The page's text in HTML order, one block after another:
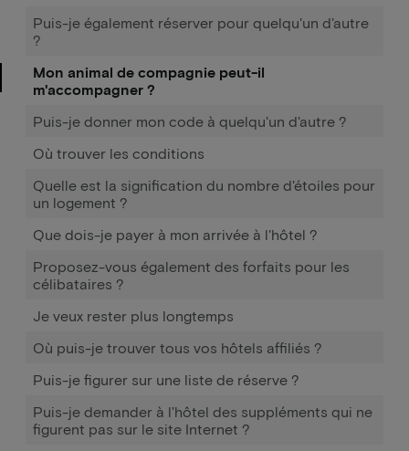
Puis-je également réserver pour quelqu'un d'autre
?
Mon animal de compagnie peut-il
m'accompagner ?
Puis-je donner mon code à quelqu'un d'autre ?
Où trouver les conditions
Quelle est la signification du nombre d'étoiles pour
un logement ?
Que dois-je payer à mon arrivée à l'hôtel ?
Proposez-vous également des forfaits pour les
célibataires ?
Je veux rester plus longtemps
Où puis-je trouver tous vos hôtels affiliés ?
Puis-je figurer sur une liste de réserve ?
Puis-je demander à l'hôtel des suppléments qui ne
figurent pas sur le site Internet ?